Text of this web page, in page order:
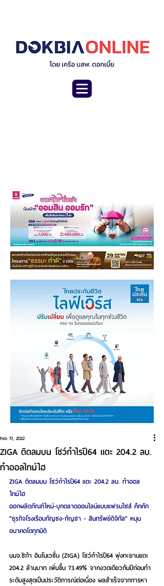
ZIGA ติดลมบน โชว์กำไรปี64 แตะ 204.2 ลบ.
ทำออลไทม์ไฮ
Feb 17, 2022
ZIGA ติดลมบน โชว์กำไรปี64 แตะ 204.2 ลบ. ทำออล
ไทม์ไฮ
ออกผลิตภัณฑ์ใหม่-บุกตลาดออนไลน์แบบแฟรนไชส์ คึกคัก
"ธุรกิจโรงเรือนกัญชง-กัญชา - สินทรัพย์ดิจิทัล" หนุน
อนาคตโตทุกมิติ
บมจ.ซิก้า อินโนเวชั่น (ZIGA) โชว์กำไรปี64 พุ่งทะยานแตะ
204.2 ล้านบาท เพิ่มขึ้น 73.49% จากงวดเดียวกันปีก่อนทำ
ระดับสูงสุดเป็นประวัติการณ์ต่อเนื่อง ผลสำเร็จจากการหา